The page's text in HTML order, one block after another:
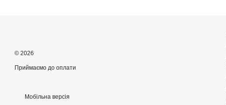
© 2026
Приймаємо до оплати
Мобільна версія